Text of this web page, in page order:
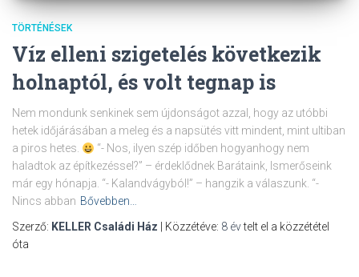
TÖRTÉNÉSEK
Víz elleni szigetelés következik
holnaptól, és volt tegnap is
Nem mondunk senkinek sem újdonságot azzal, hogy az utóbbi
hetek időjárásában a meleg és a napsütés vitt mindent, mint ultiban
a piros hetes.
“- Nos, ilyen szép időben hogyanhogy nem
haladtok az építkezéssel?” – érdeklődnek Barátaink, Ismerőseink
már egy hónapja. “- Kalandvágyból!” – hangzik a válaszunk. “-
Nincs abban Bővebben…
Szerző: KELLER Családi Ház | Közzétéve: 8 évtelt el a közzététel
óta